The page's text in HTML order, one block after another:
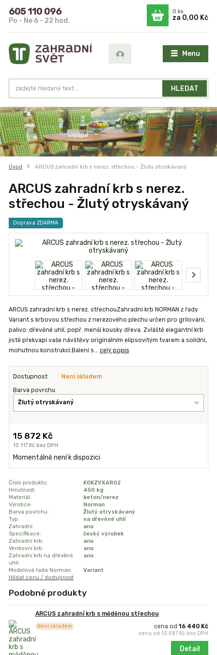
Menu
HLEDAT
605 110 096
Po - Ne 6 - 22 hod.
0ks
za 0,00 Kč
Úvod ARCUS zahradní krb s nerez. střechou - Žlutý otryskávaný
ARCUS zahradní krb s nerez.
střechou - Žlutý otryskávaný
Doprava ZDARMA
ARCUS zahradní krb s nerez. střechouZahradní krb NORMAN z řady
Variant s krbovou střechou z nerezového plechu určen pro grilování,
palivo: dřevěné uhlí, popř. menší kousky dřeva. Zvláště elegantní krb
jistě překvapí vaše návštěvy originálním elipsovitým tvarem a solidní,
mohutnou konstrukcí.Balení s... celý popis
Dostupnost Není skladem
Barva povrchu
15 872 Kč
13 117 Kč bez DPH
Momentálně není k dispozici
Číslo produktu:
KGKZVXAR02
Hmotnost:
450 kg
Materiál:
beton/nerez
Výrobce:
Norman
Barva povrchu:
Žlutý otryskávaný
Typ:
na dřevěné uhlí
Zahradní:
ano
Specifikace:
český výrobek
Zahradní krb:
ano
Venkovní krb:
ano
Zahradní krb na dřevěné
uhlí:
ano
Modelová řada Norman:
Variant
Hlídat cenu / dostupnost
Podobné produkty
ARCUS zahradní krb s měděnou střechou
cena od16 440 Kč
cena od13 587 Kč bez DPH
Není skladem
Detail